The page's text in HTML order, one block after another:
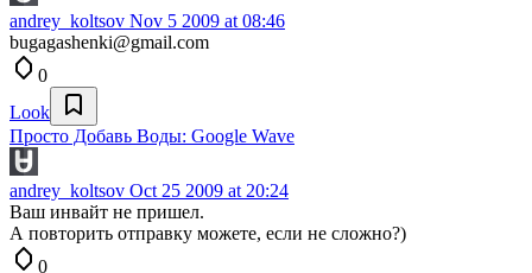
andrey_koltsov Nov 5 2009 at 08:46
bugagashenki@gmail.com
0
Look
Просто Добавь Воды: Google Wave
andrey_koltsov Oct 25 2009 at 20:24
Ваш инвайт не пришел.
А повторить отправку можете, если не сложно?)
0